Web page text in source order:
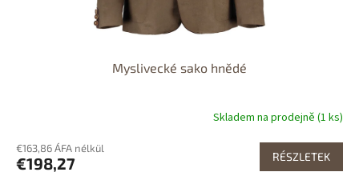
Myslivecké sako hnědé
Skladem na prodejně (1 ks)
€163,86 ÁFA nélkül
€198,27 RÉSZLETEK